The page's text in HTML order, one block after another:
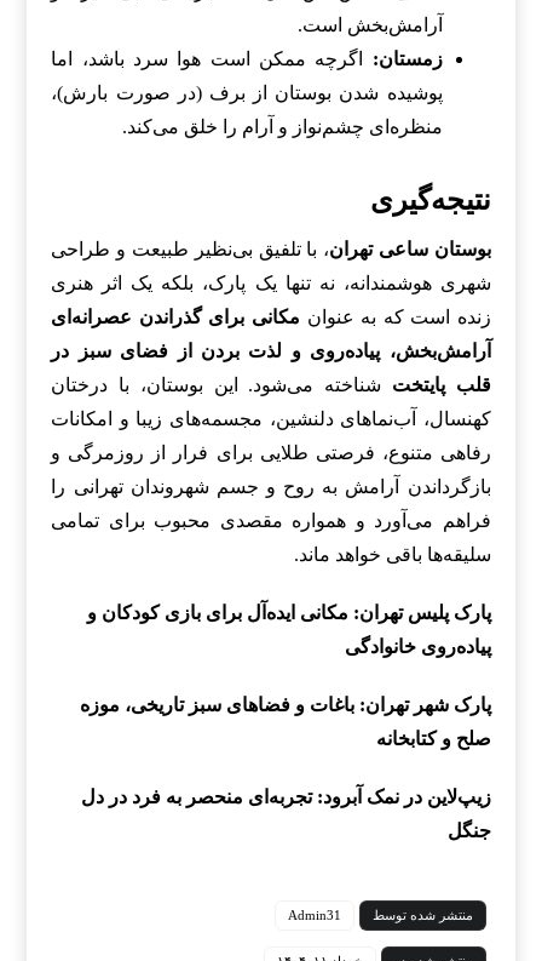
آرامش‌بخش است.
زمستان: اگرچه ممکن است هوا سرد باشد، اما
پوشیده شدن بوستان از برف (در صورت بارش)،
منظره‌ای چشم‌نواز و آرام را خلق می‌کند.
نتیجه‌گیری
بوستان ساعی تهران، با تلفیق بی‌نظیر طبیعت و طراحی
شهری هوشمندانه، نه تنها یک پارک، بلکه یک اثر هنری
زنده است که به عنوان مکانی برای گذراندن عصرانه‌ای
آرامش‌بخش، پیاده‌روی و لذت بردن از فضای سبز در
قلب پایتخت شناخته می‌شود. این بوستان، با درختان
کهنسال، آب‌نماهای دلنشین، مجسمه‌های زیبا و امکانات
رفاهی متنوع، فرصتی طلایی برای فرار از روزمرگی و
بازگرداندن آرامش به روح و جسم شهروندان تهرانی را
فراهم می‌آورد و همواره مقصدی محبوب برای تمامی
سلیقه‌ها باقی خواهد ماند.
پارک پلیس تهران: مکانی ایده‌آل برای بازی کودکان و
پیاده‌روی خانوادگی
پارک شهر تهران: باغات و فضاهای سبز تاریخی، موزه
صلح و کتابخانه
زیپ‌لاین در نمک آبرود: تجربه‌ای منحصر به فرد در دل
جنگل
منتشر شده توسط Admin31